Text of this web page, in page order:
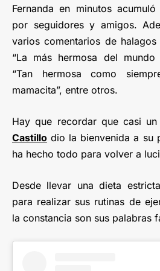
Fernanda en minutos
por seguidores y amigos.
varios comentarios de halagos
“La más hermosa del mundo
“Tan hermosa como
mamacita”, entre otros.
Hay que recordar que casi
Castillo dio la bienvenida a su
ha hecho todo para volver a
Desde llevar una dieta
para realizar sus rutinas de
la constancia son sus palabras